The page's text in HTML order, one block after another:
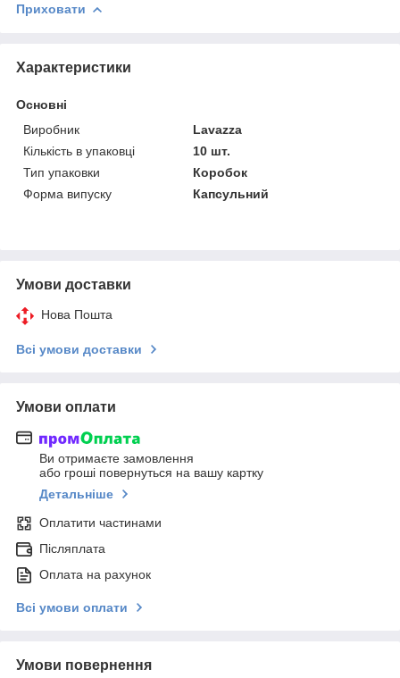
Приховати
Характеристики
Основні
Виробник
Lavazza
Кількість в упаковці
10 шт.
Тип упаковки
Коробок
Форма випуску
Капсульний
Умови доставки
Нова Пошта
Всі умови доставки
Умови оплати
Ви отримаєте замовлення
або гроші повернуться на вашу картку
Детальніше
Оплатити частинами
Післяплата
Оплата на рахунок
Всі умови оплати
Умови повернення